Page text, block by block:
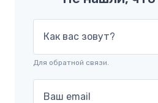
Как вас зовут?
Для обратной связи.
Ваш email